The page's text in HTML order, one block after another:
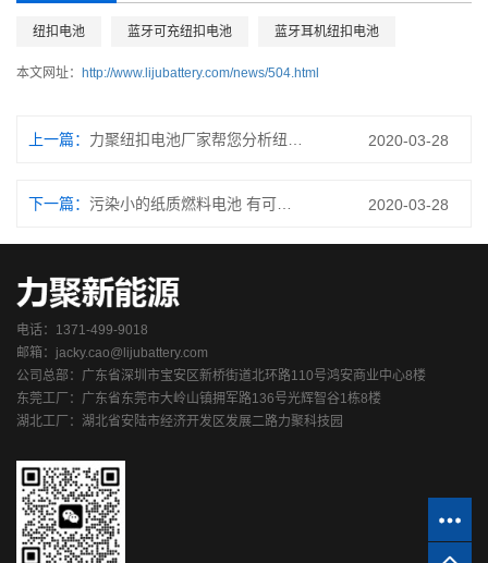
纽扣电池 蓝牙可充纽扣电池 蓝牙耳机纽扣电池
本文网址： http://www.lijubattery.com/news/504.html
上一篇： 2020-03-28
下一篇： 2020-03-28
电话：1371-499-9018
邮箱：jacky.cao@lijubattery.com
公司总部：广东省深圳市宝安区新桥街道北环路110号鸿安商业中心8楼
东莞工厂：广东省东莞市大岭山镇拥军路136号光辉智谷1栋8楼
湖北工厂：湖北省安陆市经济开发区发展二路力聚科技园